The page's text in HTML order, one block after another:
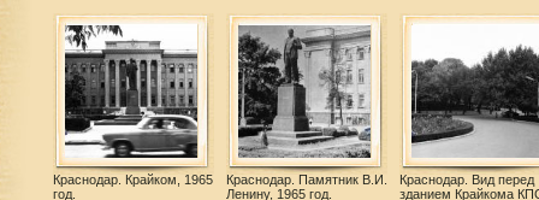
Краснодар. Крайком, 1965
год.
Краснодар. Памятник В.И.
Ленину, 1965 год.
Краснодар. Вид перед
зданием Крайкома